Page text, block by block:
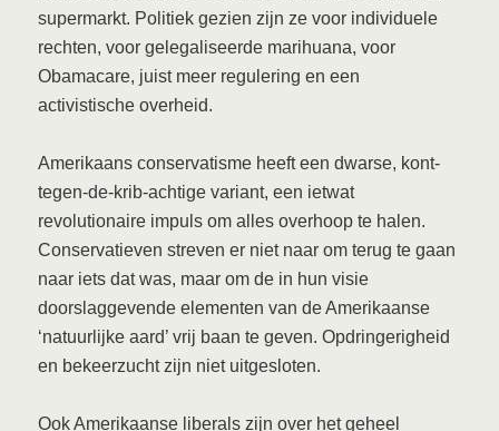
supermarkt. Politiek gezien zijn ze voor individuele
rechten, voor gelegaliseerde marihuana, voor
Obamacare, juist meer regulering en een
activistische overheid.
Amerikaans conservatisme heeft een dwarse, kont-
tegen-de-krib-achtige variant, een ietwat
revolutionaire impuls om alles overhoop te halen.
Conservatieven streven er niet naar om terug te gaan
naar iets dat was, maar om de in hun visie
doorslaggevende elementen van de Amerikaanse
‘natuurlijke aard’ vrij baan te geven. Opdringerigheid
en bekeerzucht zijn niet uitgesloten.
Ook Amerikaanse liberals zijn over het geheel